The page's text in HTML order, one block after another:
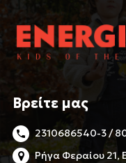
Βρείτε μας
2310686540-3 /
Ρήγα Φεραίου 21,